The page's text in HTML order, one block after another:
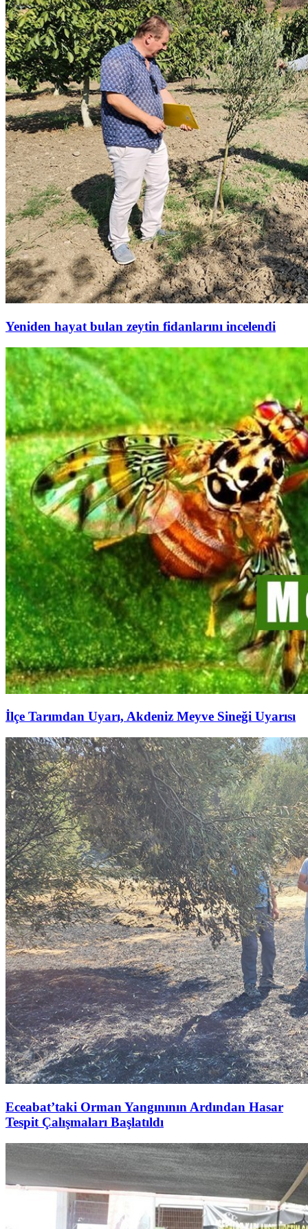
Yeniden hayat bulan zeytin fidanlarını incelendi
İlçe Tarımdan Uyarı, Akdeniz Meyve Sineği Uyarısı
Eceabat’taki Orman Yangınının Ardından Hasar
Tespit Çalışmaları Başlatıldı